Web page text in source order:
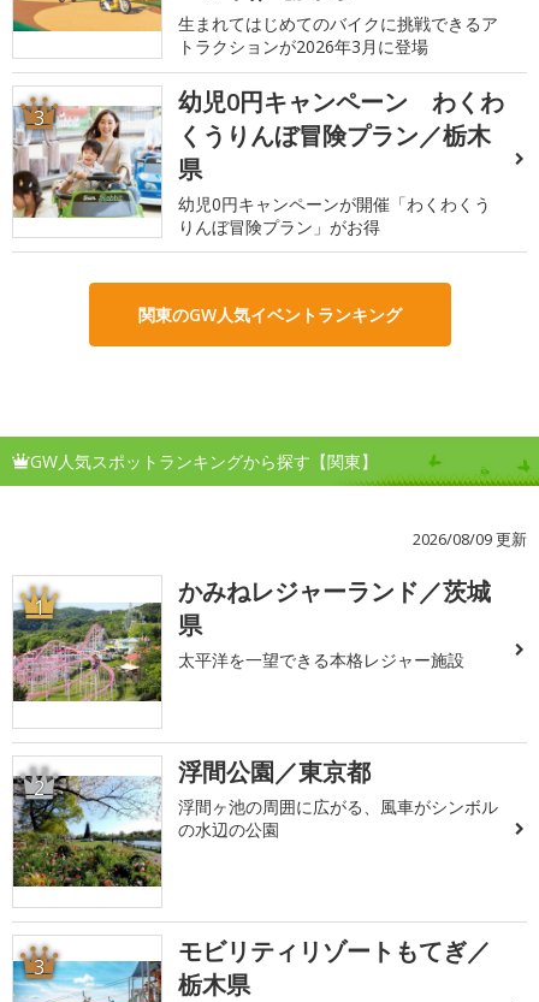
生まれてはじめてのバイクに挑戦できるア
トラクションが2026年3月に登場
3
幼児0円キャンペーン わくわ
くうりんぼ冒険プラン／栃木
県
幼児0円キャンペーンが開催「わくわくう
りんぼ冒険プラン」がお得
関東のGW人気イベントランキング
GW人気スポットランキングから探す【関東】
2026/08/09 更新
1
かみねレジャーランド／茨城
県
太平洋を一望できる本格レジャー施設
2 浮間公園／東京都
浮間ヶ池の周囲に広がる、風車がシンボル
の水辺の公園
3
モビリティリゾートもてぎ／
栃木県